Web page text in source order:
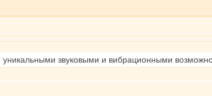
звуковыми и вибрационными